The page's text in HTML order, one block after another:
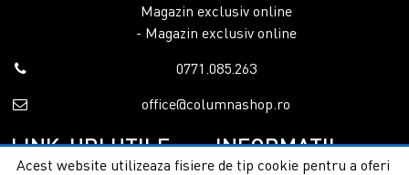
Magazin exclusiv online
- Magazin exclusiv online
0771.085.263
office@columnashop.ro
LINK-URI UTILE INFORMATII
Acest website utilizeaza fisiere de tip cookie pentru a oferi